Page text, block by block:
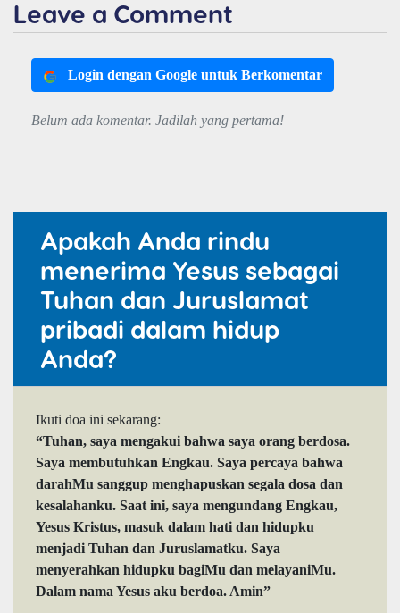
Leave a Comment
Login dengan Google untuk Berkomentar
Belum ada komentar. Jadilah yang pertama!
Apakah Anda rindu
menerima Yesus sebagai
Tuhan dan Juruslamat
pribadi dalam hidup
Anda?
Ikuti doa ini sekarang:
“Tuhan, saya mengakui bahwa saya orang berdosa.
Saya membutuhkan Engkau. Saya percaya bahwa
darahMu sanggup menghapuskan segala dosa dan
kesalahanku. Saat ini, saya mengundang Engkau,
Yesus Kristus, masuk dalam hati dan hidupku
menjadi Tuhan dan Juruslamatku. Saya
menyerahkan hidupku bagiMu dan melayaniMu.
Dalam nama Yesus aku berdoa. Amin”